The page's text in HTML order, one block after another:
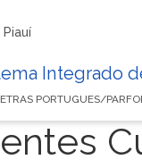
Integrado
PORTUGUES/